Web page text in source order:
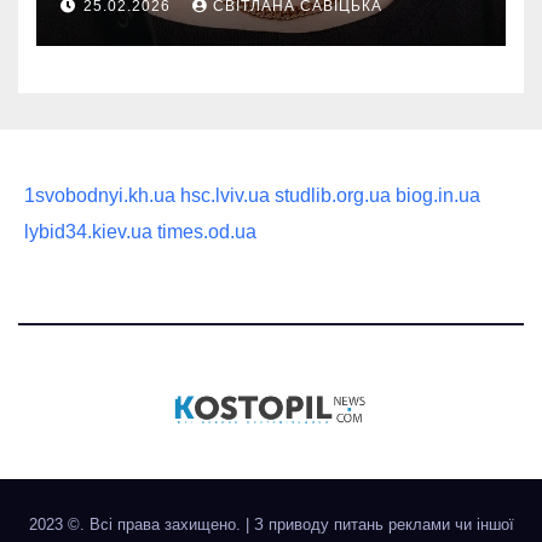
статусного украшения
25.02.2026 СВІТЛАНА САВІЦЬКА
1svobodnyi.kh.ua hsc.lviv.ua studlib.org.ua biog.in.ua
lybid34.kiev.ua times.od.ua
2023 ©. Всі права захищено. З приводу питань реклами чи іншої